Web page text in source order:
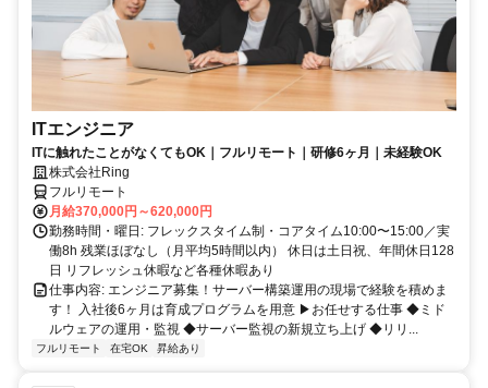
ITエンジニア
ITに触れたことがなくてもOK｜フルリモート｜研修6ヶ月｜未経験OK
株式会社Ring
フルリモート
月給370,000円～620,000円
勤務時間・曜日: フレックスタイム制・コアタイム10:00〜15:00／実
働8h 残業ほぼなし（月平均5時間以内） 休日は土日祝、年間休日128
日 リフレッシュ休暇など各種休暇あり
仕事内容: エンジニア募集！サーバー構築運用の現場で経験を積めま
す！ 入社後6ヶ月は育成プログラムを用意 ▶お任せする仕事 ◆ミド
ルウェアの運用・監視 ◆サーバー監視の新規立ち上げ ◆リリ...
フルリモート 在宅OK 昇給あり